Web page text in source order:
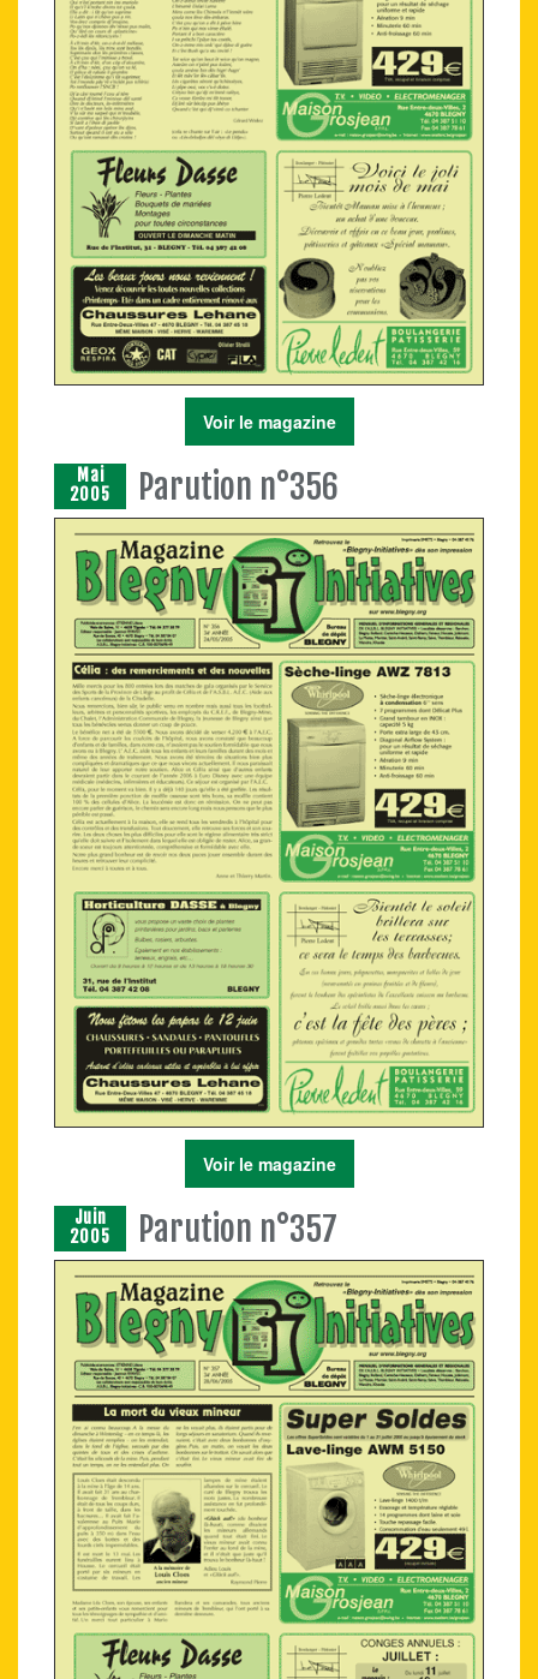
Voir le magazine
Mai
2005
Parution n°356
Voir le magazine
Juin
2005
Parution n°357